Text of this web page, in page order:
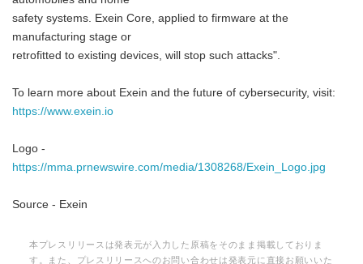
safety systems. Exein Core, applied to firmware at the
manufacturing stage or
retrofitted to existing devices, will stop such attacks".
To learn more about Exein and the future of cybersecurity, visit:
https://www.exein.io
Logo -
https://mma.prnewswire.com/media/1308268/Exein_Logo.jpg
Source - Exein
本プレスリリースは発表元が入力した原稿をそのまま掲載しておりま
す。また、プレスリリースへのお問い合わせは発表元に直接お願いいた